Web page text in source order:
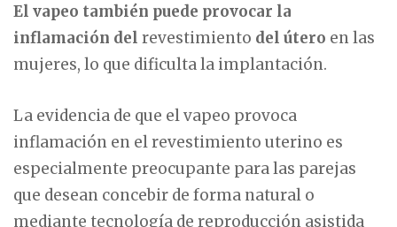
El vapeo también puede provocar la
inflamación del revestimiento del útero en las
mujeres, lo que dificulta la implantación.
La evidencia de que el vapeo provoca
inflamación en el revestimiento uterino es
especialmente preocupante para las parejas
que desean concebir de forma natural o
mediante tecnología de reproducción asistida